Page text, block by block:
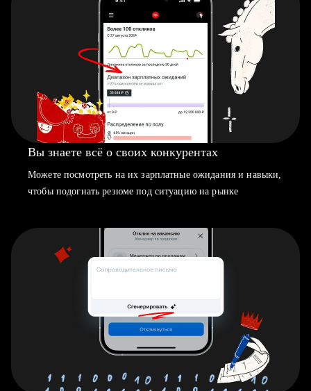
Вы знаете всё о своих конкурентах
Можете посмотреть на их зарплатные ожидания и навыки,
чтобы подогнать резюме под ситуацию на рынке